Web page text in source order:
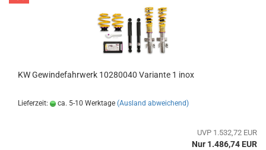
KW Gewindefahrwerk 10280040 Variante 1 inox
Lieferzeit: ca. 5-10 Werktage (Ausland abweichend)
UVP 1.532,72 EUR
Nur 1.486,74 EUR